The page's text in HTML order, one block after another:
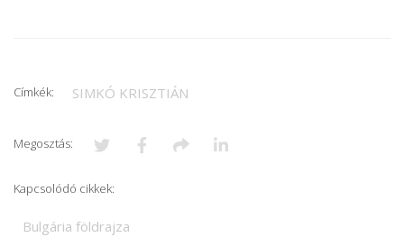
Címkék: SIMKÓ KRISZTIÁN
Megosztás:
Kapcsolódó cikkek:
Bulgária földrajza